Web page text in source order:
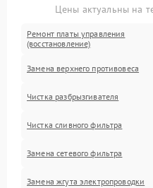
Цены актуальны на
Ремонт платы управления
(восстановление)
Замена верхнего противовеса
Чистка разбрызгивателя
Чистка сливного фильтра
Замена сетевого фильтра
Замена жгута электропроводки